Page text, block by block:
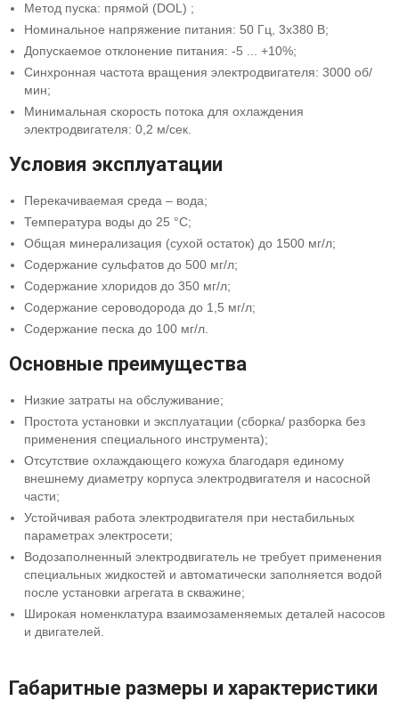
Метод пуска: прямой (DOL) ;
Номинальное напряжение питания: 50 Гц, 3х380 В;
Допускаемое отклонение питания: -5 ... +10%;
Синхронная частота вращения электродвигателя: 3000 об/
мин;
Минимальная скорость потока для охлаждения
электродвигателя: 0,2 м/сeк.
Условия эксплуатации
Перекачиваемая среда – вода;
Температура воды до 25 °С;
Общая минерализация (сухой остаток) до 1500 мг/л;
Содержание сульфатов до 500 мг/л;
Содержание хлоридов до 350 мг/л;
Содержание сероводорода до 1,5 мг/л;
Содержание песка до 100 мг/л.
Основные преимущества
Низкие затраты на обслуживание;
Простота установки и эксплуатации (сборка/ разборка без
применения специального инструмента);
Отсутствие охлаждающего кожуха благодаря единому
внешнему диаметру корпуса электродвигателя и насосной
части;
Устойчивая работа электродвигателя при нестабильных
параметрах электросети;
Водозаполненный электродвигатель не требует применения
специальных жидкостей и автоматически заполняется водой
после установки агрегата в скважине;
Широкая номенклатура взаимозаменяемых деталей насосов
и двигателей.
Габаритные размеры и характеристики